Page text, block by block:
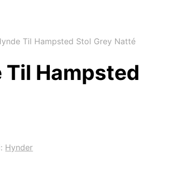
Til Hampsted Stol Grey Natté
Hampsted
Hynder